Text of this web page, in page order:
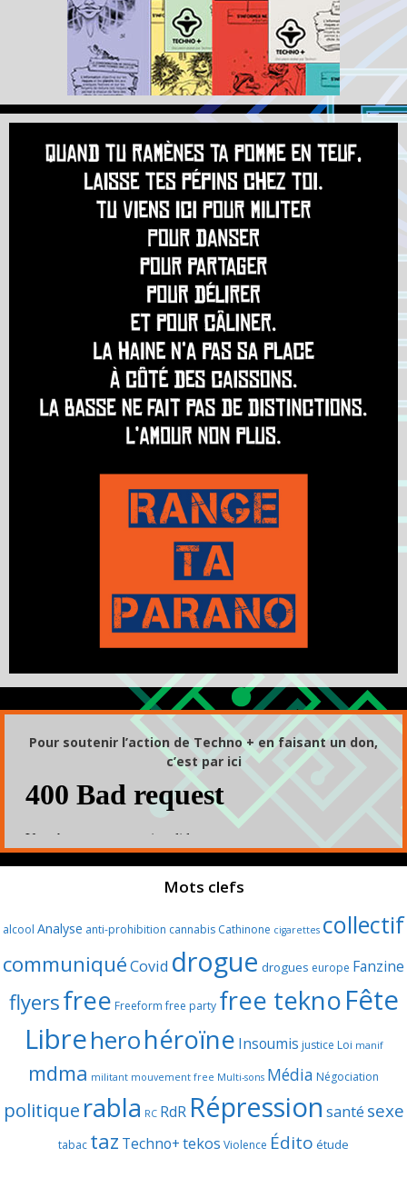
Pour soutenir l’action de Techno + en faisant un don,
c’est par ici
Mots clefs
alcool Analyse anti-prohibition cannabis Cathinone cigarettes collectif
communiquéCovid drogue drogues europe Fanzine
flyersfree Freeform free party free teknoFête
Libreherohéroïne Insoumis justice Loi manif
mdma militant mouvement free Multi-sons Média Négociation
politique rabla RC RdR Répression santé sexe
tabac taz Techno+tekos Violence Édito étude